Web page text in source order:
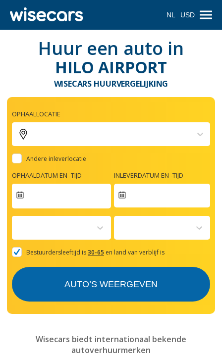
NL USD
Huur een auto in
HILO AIRPORT
WISECARS HUURVERGELIJKING
OPHAALLOCATIE
Andere inleverlocatie
OPHAALDATUM EN -TIJD
forward
with
the
and
mark
INLEVERDATUM EN -TIJD
Bestuurdersleeftijd is30-65 en land van verblijf is
AUTO’S WEERGEVEN
Wisecars biedt internationaal bekende
autoverhuurmerken